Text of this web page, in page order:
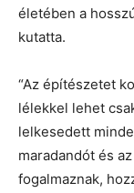
életében a
kutatta.
“Az építészetet
lélekkel lehet
lelkesedett
maradandót és
fogalmaznak,